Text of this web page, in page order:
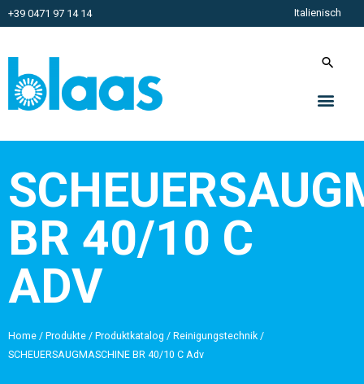
+39 0471 97 14 14 Italienisch
BR 40/10 C
ADV
Home / Produkte / Produktkatalog / Reinigungstechnik /
SCHEUERSAUGMASCHINE BR 40/10 C Adv